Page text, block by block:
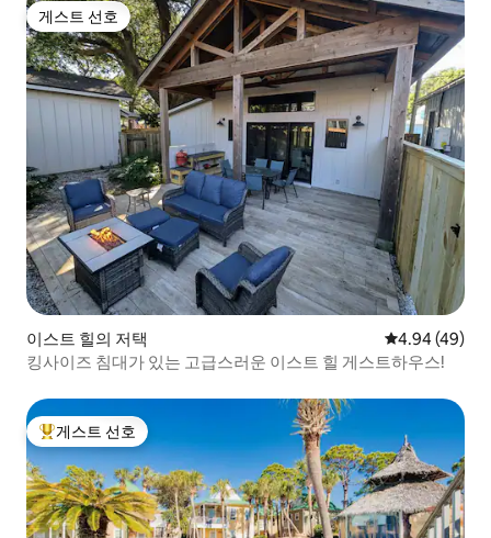
게스트 선호
게스트 선호
이스트 힐의 저택 평점 4.94점(5
4.94 (49)
킹사이즈 침대가 있는 고급스러운 이스트 힐 게스트하우스!
상위 게스트 선호
게스트 선호